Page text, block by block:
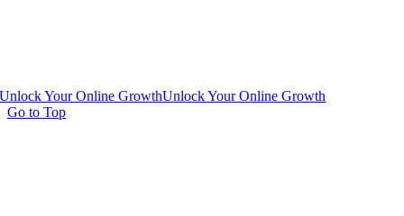
Unlock Your Online GrowthUnlock Your Online Growth
Go to Top